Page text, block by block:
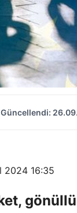
Güncellendi:
2024 16:35